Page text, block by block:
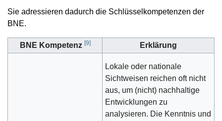
Sie adressieren dadurch die Schlüsselkompetenzen der
BNE.
BNE Kompetenz [9] Erklärung
Lokale oder nationale
Sichtweisen reichen oft nicht
aus, um (nicht) nachhaltige
Entwicklungen zu
analysieren. Die Kenntnis und